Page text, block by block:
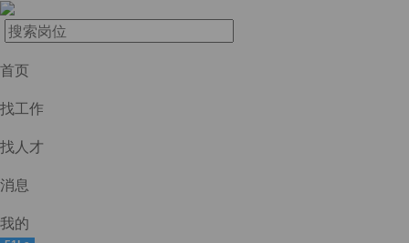
首页
找工作
找人才
消息
我的